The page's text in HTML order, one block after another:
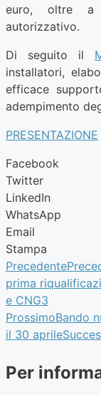
euro, oltre a
autorizzativo.
Di seguito il
installatori,
efficace
adempimento
PRESENTAZIONE
Facebook
Twitter
LinkedIn
WhatsApp
Email
Stampa
Precedente
prima
e CNG3
ProssimoBando
il 30 aprile
Per